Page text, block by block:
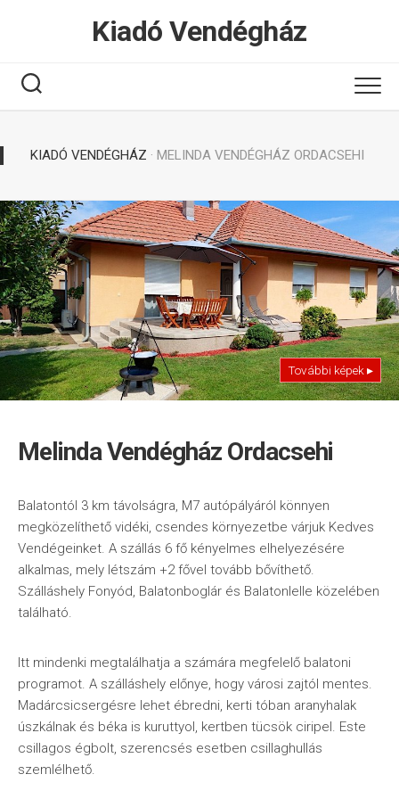
Kiadó Vendégház
KIADÓ VENDÉGHÁZ · MELINDA VENDÉGHÁZ ORDACSEHI
További képek ▸
Melinda Vendégház Ordacsehi
Balatontól 3 km távolságra, M7 autópályáról könnyen
megközelíthető vidéki, csendes környezetbe várjuk Kedves
Vendégeinket. A szállás 6 fő kényelmes elhelyezésére
alkalmas, mely létszám +2 fővel tovább bővíthető.
Szálláshely Fonyód, Balatonboglár és Balatonlelle közelében
található.
Itt mindenki megtalálhatja a számára megfelelő balatoni
programot. A szálláshely előnye, hogy városi zajtól mentes.
Madárcsicsergésre lehet ébredni, kerti tóban aranyhalak
úszkálnak és béka is kuruttyol, kertben tücsök ciripel. Este
csillagos égbolt, szerencsés esetben csillaghullás
szemlélhető.